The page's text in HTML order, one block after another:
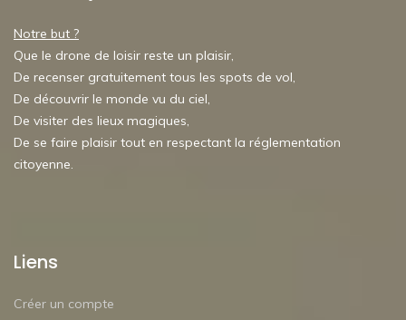
Notre but ?
Que le drone de loisir reste un plaisir,
De recenser gratuitement tous les spots de vol,
De découvrir le monde vu du ciel,
De visiter des lieux magiques,
De se faire plaisir tout en respectant la réglementation
citoyenne.
Liens
Créer un compte